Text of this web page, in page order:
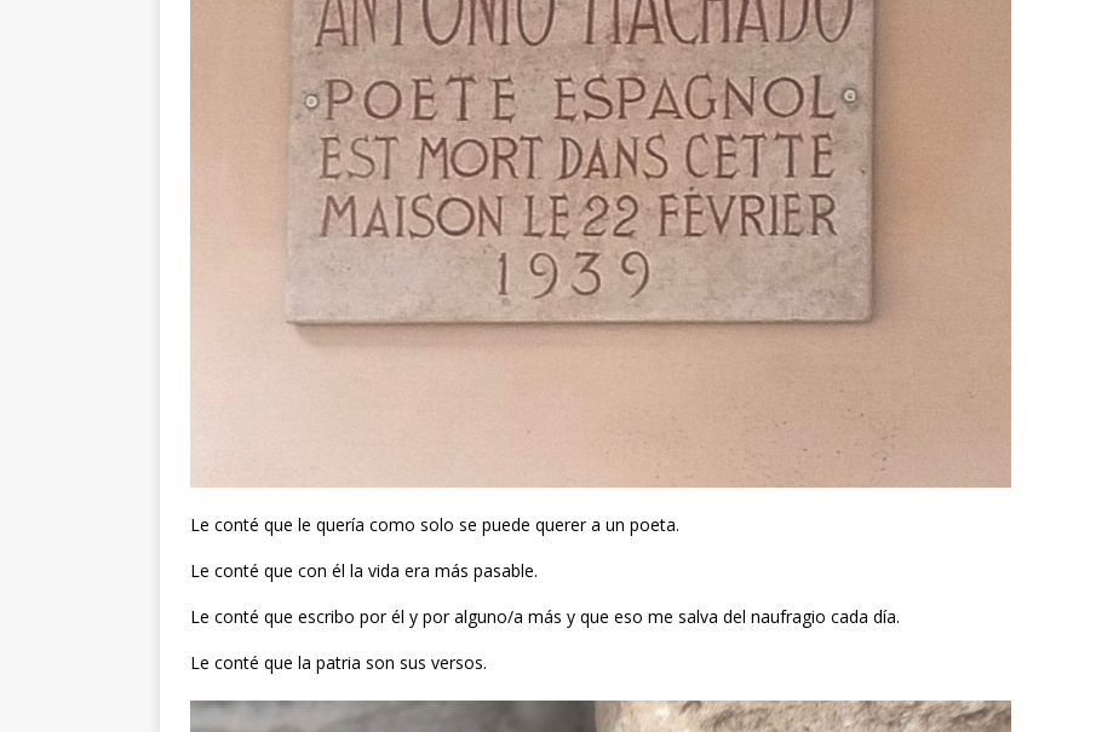
Le conté que le quería como solo se puede querer a un poeta.
Le conté que con él la vida era más pasable.
Le conté que escribo por él y por alguno/a más y que eso me salva del naufragio cada día.
Le conté que la patria son sus versos.